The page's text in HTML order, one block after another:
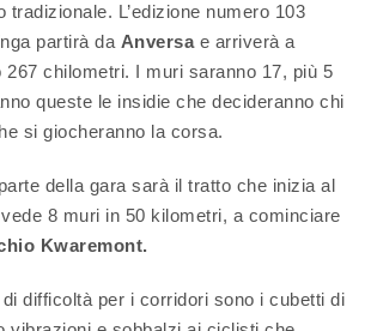
tradizionale. L’edizione numero 103
partirà da Anversae arriverà a
267 chilometri. I muri saranno 17, più 5
queste le insidie che decideranno chi
si giocheranno la corsa.
della gara sarà il tratto che inizia al
8 muri in 50 kilometri, a cominciare
Kwaremont.
difficoltà per i corridori sono i cubetti di